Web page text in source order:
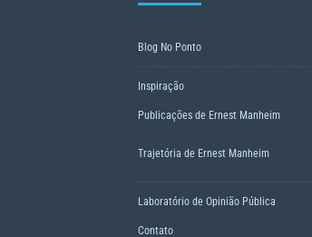
Blog No Ponto
Inspiração
Publicações de Ernest Manheim
Trajetória de Ernest Manheim
Laboratório de Opinião Pública
Contato